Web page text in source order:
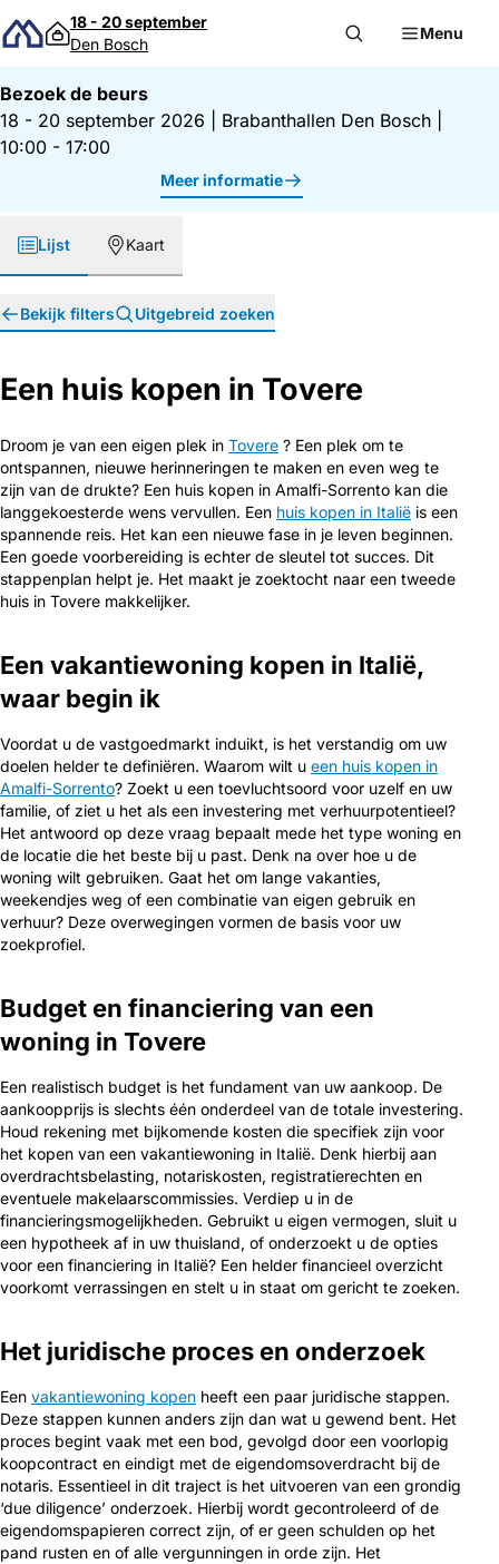
Direct naar inhoud
18 - 20 september
Den Bosch
Menu
Bezoek de beurs
18 - 20 september 2026
Brabanthallen Den Bosch
10:00 - 17:00
Meer informatie
Lijst Kaart
Bekijk filters Uitgebreid zoeken
Een huis kopen in Tovere
Droom je van een eigen plek in Tovere ? Een plek om te
ontspannen, nieuwe herinneringen te maken en even weg te
zijn van de drukte? Een huis kopen in Amalfi-Sorrento kan die
langgekoesterde wens vervullen. Een huis kopen in Italië is een
spannende reis. Het kan een nieuwe fase in je leven beginnen.
Een goede voorbereiding is echter de sleutel tot succes. Dit
stappenplan helpt je. Het maakt je zoektocht naar een tweede
huis in Tovere makkelijker.
Een vakantiewoning kopen in Italië,
waar begin ik
Voordat u de vastgoedmarkt induikt, is het verstandig om uw
doelen helder te definiëren. Waarom wilt u een huis kopen in
Amalfi-Sorrento? Zoekt u een toevluchtsoord voor uzelf en uw
familie, of ziet u het als een investering met verhuurpotentieel?
Het antwoord op deze vraag bepaalt mede het type woning en
de locatie die het beste bij u past. Denk na over hoe u de
woning wilt gebruiken. Gaat het om lange vakanties,
weekendjes weg of een combinatie van eigen gebruik en
verhuur? Deze overwegingen vormen de basis voor uw
zoekprofiel.
Budget en financiering van een
woning in Tovere
Een realistisch budget is het fundament van uw aankoop. De
aankoopprijs is slechts één onderdeel van de totale investering.
Houd rekening met bijkomende kosten die specifiek zijn voor
het kopen van een vakantiewoning in Italië. Denk hierbij aan
overdrachtsbelasting, notariskosten, registratierechten en
eventuele makelaarscommissies. Verdiep u in de
financieringsmogelijkheden. Gebruikt u eigen vermogen, sluit u
een hypotheek af in uw thuisland, of onderzoekt u de opties
voor een financiering in Italië? Een helder financieel overzicht
voorkomt verrassingen en stelt u in staat om gericht te zoeken.
Het juridische proces en onderzoek
Een vakantiewoning kopen heeft een paar juridische stappen.
Deze stappen kunnen anders zijn dan wat u gewend bent. Het
proces begint vaak met een bod, gevolgd door een voorlopig
koopcontract en eindigt met de eigendomsoverdracht bij de
notaris. Essentieel in dit traject is het uitvoeren van een grondig
‘due diligence’ onderzoek. Hierbij wordt gecontroleerd of de
eigendomspapieren correct zijn, of er geen schulden op het
pand rusten en of alle vergunningen in orde zijn. Het